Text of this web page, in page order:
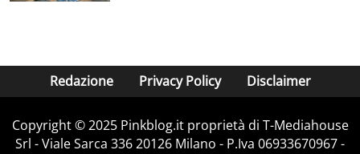
Redazione Privacy Policy Disclaimer
Copyright © 2025 Pinkblog.it proprietà di T-Mediahouse
Srl - Viale Sarca 336 20126 Milano - P.Iva 06933670967 -